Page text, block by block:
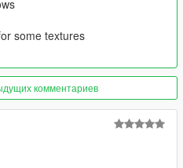
some textures
комментариев